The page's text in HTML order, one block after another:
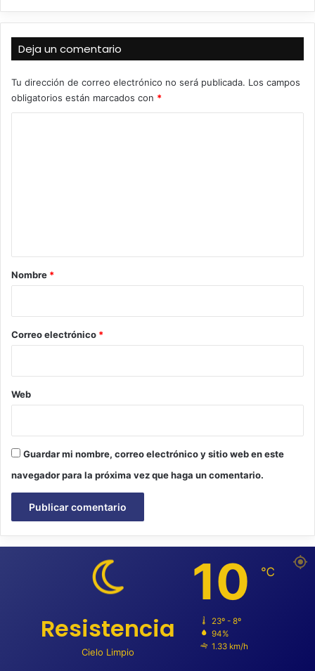
Deja un comentario
Tu dirección de correo electrónico no será publicada. Los campos
obligatorios están marcados con *
r
*
Nombre *
Correo electrónico *
Web
Guardar mi nombre, correo electrónico y sitio web en este
navegador para la próxima vez que haga un comentario.
Resistencia
Cielo Limpio
10 ℃
23º - 8º
94%
1.33 km/h